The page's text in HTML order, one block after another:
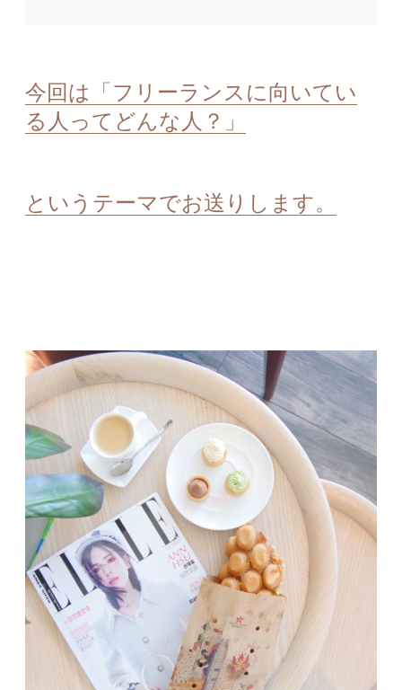
今回は「フリーランスに向いてい
る人ってどんな人？」
というテーマでお送りします。